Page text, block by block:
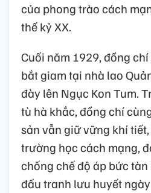
của phong trào cách
thế kỷ XX.
Cuối năm 1929, đồng
bắt giam tại nhà lao
đày lên Ngục Kon Tum.
tù hà khắc, đồng chí
sản vẫn giữ vững khí
trường học cách mạng,
chống chế độ áp bức tàn
đấu tranh lưu huyết